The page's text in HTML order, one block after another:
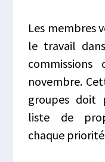
Les membres
le travail
novembre.
groupes doit
liste de
chaque